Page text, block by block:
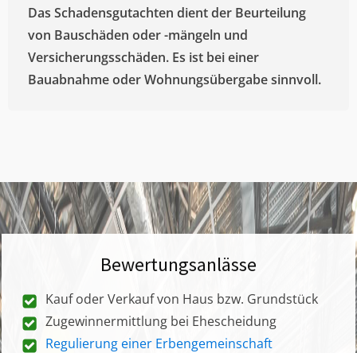
Das Schadensgutachten dient der Beurteilung
von Bauschäden oder -mängeln und
Versicherungsschäden. Es ist bei einer
Bauabnahme oder Wohnungsübergabe sinnvoll.
Bewertungsanlässe
Kauf oder Verkauf von Haus bzw. Grundstück
Zugewinnermittlung bei Ehescheidung
Regulierung einer Erbengemeinschaft